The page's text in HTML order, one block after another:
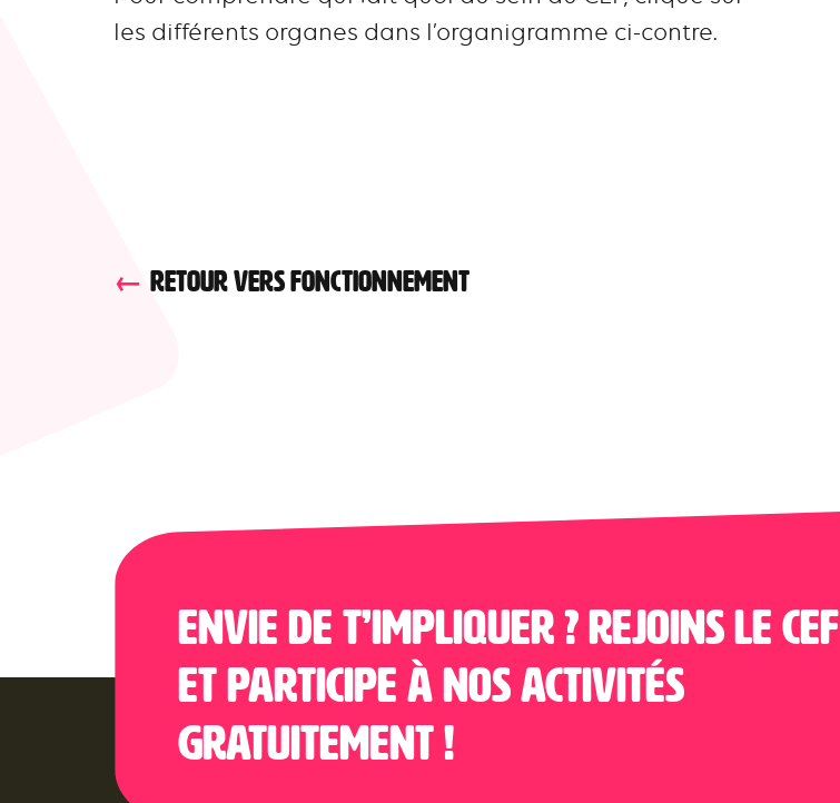
les différents organes dans l’organigramme ci-contre.
RETOUR VERS FONCTIONNEMENT
Envie de t’impliquer ? Rejoins le CEF
et participe à nos activités
gratuitement !